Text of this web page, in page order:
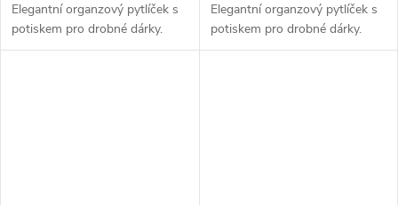
Elegantní organzový pytlíček s
potiskem pro drobné dárky.
Elegantní organzový pytlíček s
potiskem pro drobné dárky.